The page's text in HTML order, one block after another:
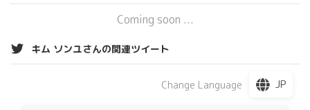
Coming soon ...
キム ソンユさんの関連ツイート
Change Language JP